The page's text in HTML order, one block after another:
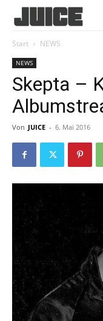
Start NEWS
NEWS
Skepta –
Von JUICE - 6. Mai 2016